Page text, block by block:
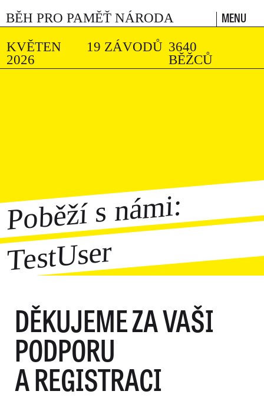
BĚH PRO PAMĚŤ NÁRODA MENU
KVĚTEN
2026
19 ZÁVODŮ 3640
BĚŽCŮ
Poběží s námi:
TestUser
DĚKUJEME ZA VAŠI
PODPORU
A REGISTRACI